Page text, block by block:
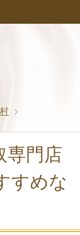
専門店
すめな